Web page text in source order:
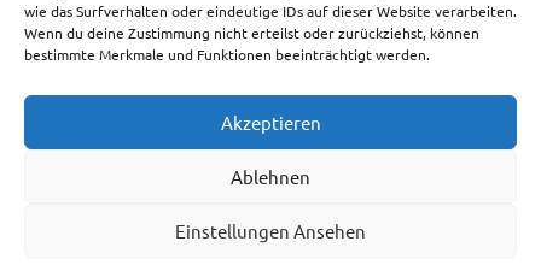
wie das Surfverhalten oder eindeutige IDs auf dieser Website verarbeiten.
Wenn du deine Zustimmung nicht erteilst oder zurückziehst, können
bestimmte Merkmale und Funktionen beeinträchtigt werden.
Akzeptieren
Ablehnen
Einstellungen Ansehen
Copyright © 2026 Das Atelier